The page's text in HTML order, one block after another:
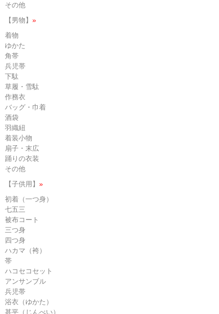
その他
【男物】 »
着物
ゆかた
角帯
兵児帯
下駄
草履・雪駄
作務衣
バッグ・巾着
酒袋
羽織紐
着装小物
扇子・末広
踊りの衣装
その他
【子供用】 »
初着（一つ身）
七五三
被布コート
三つ身
四つ身
ハカマ（袴）
帯
ハコセコセット
アンサンブル
兵児帯
浴衣（ゆかた）
甚平（じんべい）